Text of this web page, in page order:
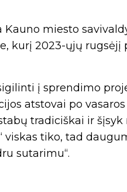
miesto
kurį 2023-ųjų rugsėjį
į sprendimo
atstovai po
tradiciškai ir
tiko, tad
sutarimu“.